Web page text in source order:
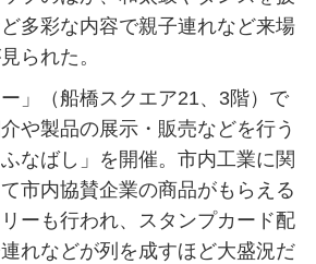
多彩な内容で親子連れなど来場
られた。
」（船橋スクエア21、3階）で
や製品の展示・販売などを行う
ふなばし」を開催。市内工業に関
市内協賛企業の商品がもらえる
ーも行われ、スタンプカード配
れなどが列を成すほど大盛況だ